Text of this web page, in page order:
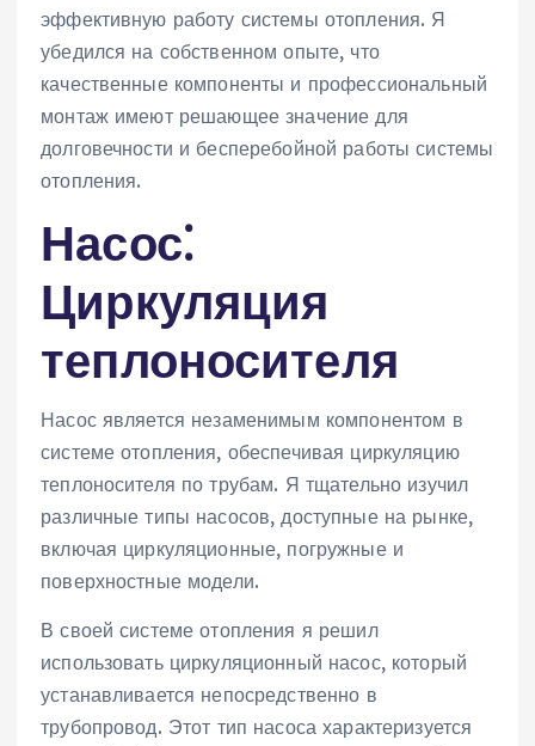
эффективную работу системы отопления. Я
убедился на собственном опыте, что
качественные компоненты и профессиональный
монтаж имеют решающее значение для
долговечности и бесперебойной работы системы
отопления.
Насос⁚
Циркуляция
теплоносителя
Насос является незаменимым компонентом в
системе отопления, обеспечивая циркуляцию
теплоносителя по трубам. Я тщательно изучил
различные типы насосов, доступные на рынке,
включая циркуляционные, погружные и
поверхностные модели.
В своей системе отопления я решил
использовать циркуляционный насос, который
устанавливается непосредственно в
трубопровод. Этот тип насоса характеризуется